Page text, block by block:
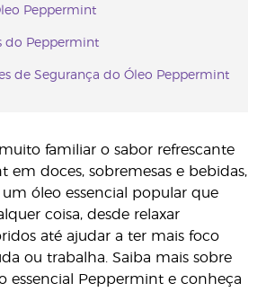
Peppermint
do Peppermint
de Segurança do Óleo Peppermint
familiar o sabor refrescante
em doces, sobremesas e bebidas,
óleo essencial popular que
coisa, desde relaxar
até ajudar a ter mais foco
ou trabalha. Saiba mais sobre
essencial Peppermint e conheça